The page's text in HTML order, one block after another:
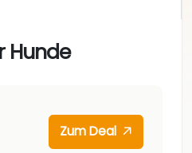
Hunde
Zum Deal